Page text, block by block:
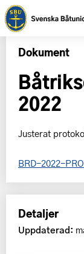
Dokument
2022
Justerat
BRD-2022-
Detaljer
Uppdaterad: